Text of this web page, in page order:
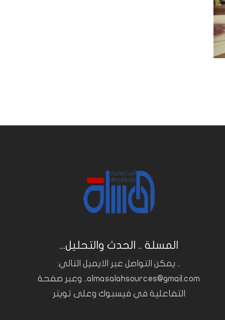
المسلة .. الحدث والتحليل...
.. يمكن التواصل عبر الايميل التالي:
almasalahsources@gmail.com.. وعبر صفحة
التفاعلية في فيسبوك وعلى تويتر